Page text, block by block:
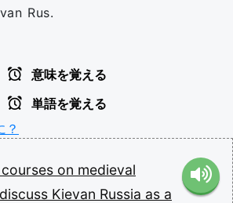
Rus.
意味を覚える
単語を覚える
？
courses on medieval
discuss Kievan Russia as a